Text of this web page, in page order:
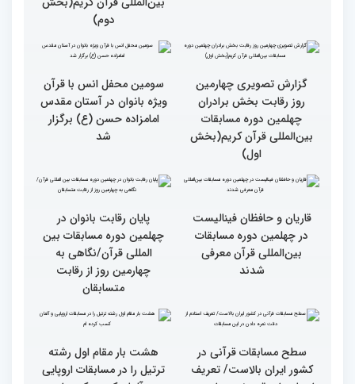
گزارش تصویری چهارمین
روز رقابت بخش برادران
چهلمین دوره مسابقات
بین‌المللی قرآن کریم(بخش
دوم)
روز رقابت بخش برادران
چهلمین دوره مسابقات
بین‌المللی قرآن کریم(بخش
اول)
ویژه بانوان در آستان مقدس
امامزاده حسن (ع) برگزار
شد
چهلمین دوره مسابقات بین
المللی قرآن/نگاهی به